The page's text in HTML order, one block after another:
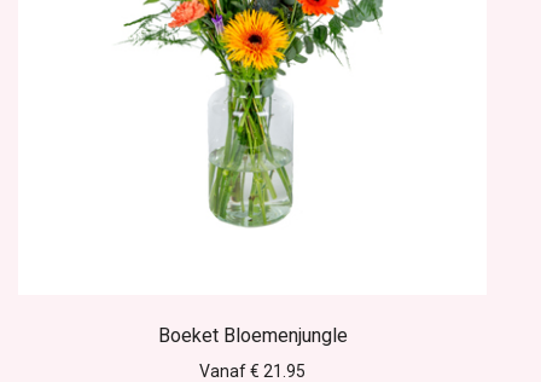
Boeket Bloemenjungle
Vanaf € 21.95